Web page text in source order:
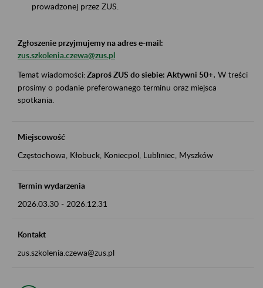
prowadzonej przez ZUS.
Zgłoszenie przyjmujemy na adres e-mail:
zus.szkolenia.czewa@zus.pl
Temat wiadomości:Zaproś ZUS do siebie: Aktywni 50+. W treści
prosimy o podanie preferowanego terminu oraz miejsca
spotkania.
Miejscowość
Częstochowa, Kłobuck, Koniecpol, Lubliniec, Myszków
Termin wydarzenia
2026.03.30 - 2026.12.31
Kontakt
zus.szkolenia.czewa@zus.pl